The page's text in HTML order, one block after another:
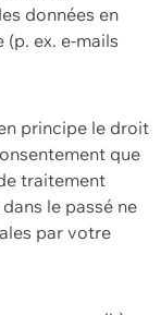
données en
ex. e-mails
principe le droit
que
traitement
le passé ne
par votre